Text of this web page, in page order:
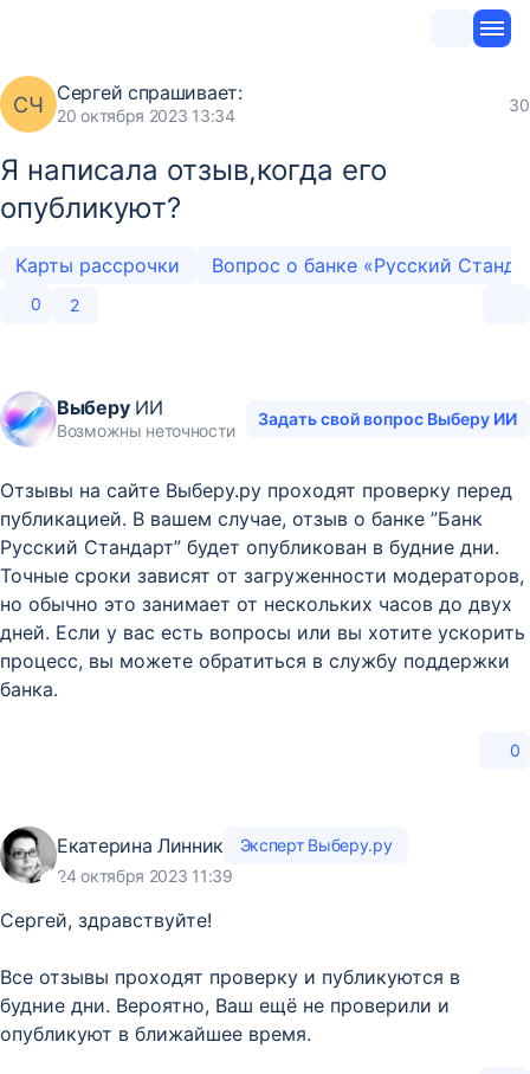
СЧ Сергей спрашивает:
20 октября 2023 13:34
30
Я написала отзыв,когда его
опубликуют?
Карты рассрочки Вопрос о банке «Русский
0 2
ВыберуИИ
Возможны неточности
Задать свой вопрос Выберу ИИ
Отзывы на сайте Выберу.ру проходят проверку перед
публикацией. В вашем случае, отзыв о банке ”Банк
Русский Стандарт” будет опубликован в будние дни.
Точные сроки зависят от загруженности модераторов,
но обычно это занимает от нескольких часов до двух
дней. Если у вас есть вопросы или вы хотите ускорить
процесс, вы можете обратиться в службу поддержки
банка.
0
Екатерина Линник
Эксперт Выберу.ру
24 октября 2023 11:39
Сергей, здравствуйте!
Все отзывы проходят проверку и публикуются в
будние дни. Вероятно, Ваш ещё не проверили и
опубликуют в ближайшее время.